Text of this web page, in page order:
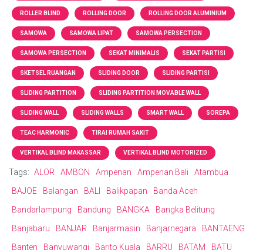
ROLLER BLIND ROLLING DOOR ROLLING DOOR ALUMINIUM
SAMOWA SAMOWA LIPAT SAMOWA PERSECTION
SAMOWA PERSECTION SEKAT MINIMALIS SEKAT PARTISI
SKETSEL RUANGAN SLIDING DOOR SLIDING PARTISI
SLIDING PARTITION SLIDING PARTITION MOVABLE WALL
SLIDING WALL SLIDING WALLS SMART WALL SOREPA
TEAC HARMONIC TIRAI RUMAH SAKIT
VERTIKAL BLIND MAKASSAR VERTIKAL BLIND MOTORIZED
Tags: ALOR AMBON Ampenan Ampenan Bali
Atambua
BAJOE
Balangan BALI Balikpapan
Banda Aceh
Bandarlampung
Bandung BANGKA
Bangka Belitung
Banjabaru
BANJAR Banjarmasin Banjarnegara
BANTAENG
Banten
Banyuwangi Barito Kuala BARRU BATAM BATU